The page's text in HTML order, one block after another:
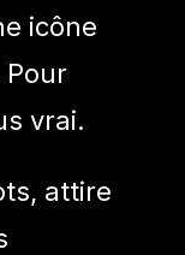
icône
vrai.
attire